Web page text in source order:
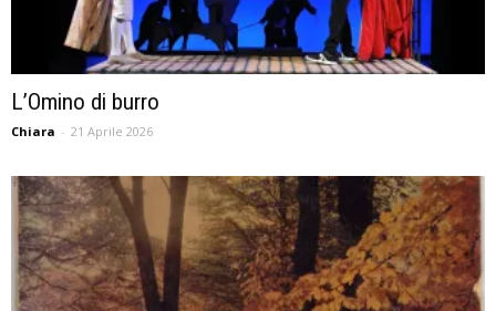
L’Omino di burro
Chiara - 21 Aprile 2026